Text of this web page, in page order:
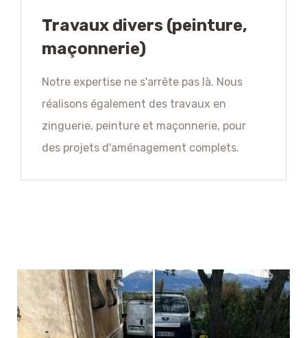
Travaux divers (peinture,
maçonnerie)
Notre expertise ne s'arrête pas là. Nous
réalisons également des travaux en
zinguerie, peinture et maçonnerie, pour
des projets d'aménagement complets.